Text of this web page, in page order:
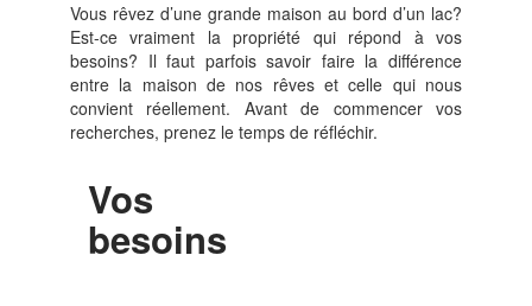
Vous rêvez d’une grande maison au bord d’un lac?
Est-ce vraiment la propriété qui répond à vos
besoins? Il faut parfois savoir faire la différence
entre la maison de nos rêves et celle qui nous
convient réellement. Avant de commencer vos
recherches, prenez le temps de réfléchir.
Vos
besoins